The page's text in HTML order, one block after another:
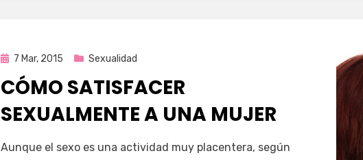
Publicada
7 Mar, 2015 Sexualidad
CÓMO SATISFACER
SEXUALMENTE A UNA MUJER
porEnrique
Aunque el sexo es una actividad muy placentera, según